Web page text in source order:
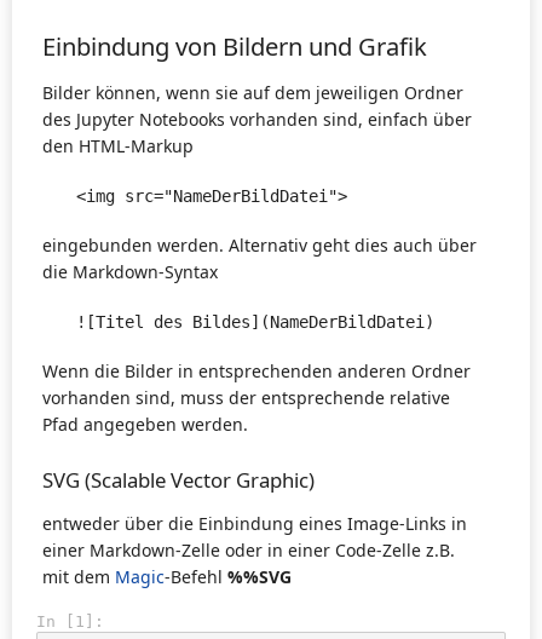
Einbindung von Bildern und Grafik
Bilder können, wenn sie auf dem jeweiligen Ordner
des Jupyter Notebooks vorhanden sind, einfach über
den HTML-Markup
<img src="NameDerBildDatei">
eingebunden werden. Alternativ geht dies auch über
die Markdown-Syntax
![Titel des Bildes](NameDerBildDatei)
Wenn die Bilder in entsprechenden anderen Ordner
vorhanden sind, muss der entsprechende relative
Pfad angegeben werden.
SVG (Scalable Vector Graphic)
entweder über die Einbindung eines Image-Links in
einer Markdown-Zelle oder in einer Code-Zelle z.B.
mit dem Magic-Befehl %%SVG
In [1]: